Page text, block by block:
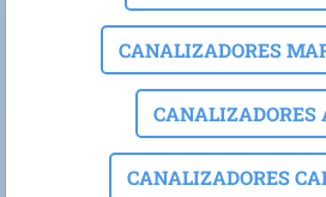
CANALIZADORES
CANALIZADORES
CANALIZADORES